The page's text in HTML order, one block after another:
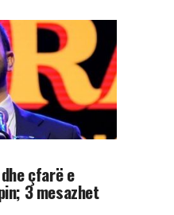
dhe çfarë e
3 mesazhet